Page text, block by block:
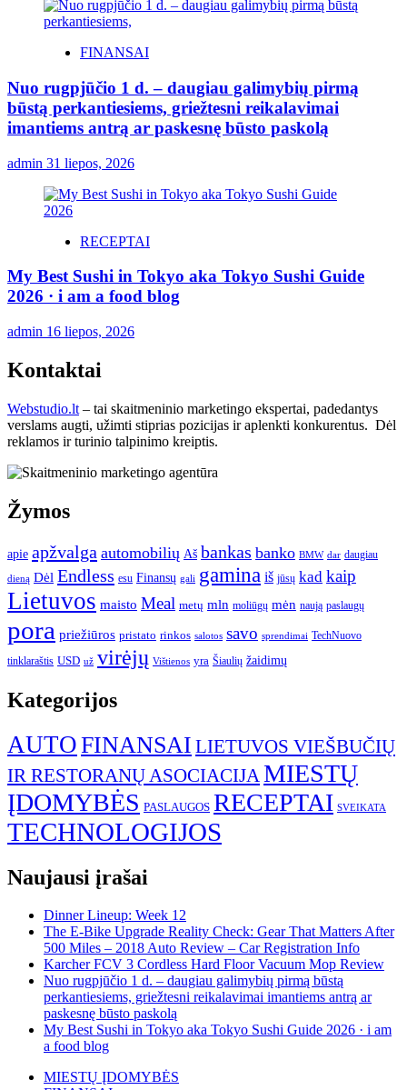
FINANSAI
Nuo rugpjūčio 1 d. – daugiau galimybių pirmą
būstą perkantiesiems, griežtesni reikalavimai
imantiems antrą ar paskesnę būsto paskolą
admin 31 liepos, 2026
RECEPTAI
My Best Sushi in Tokyo aka Tokyo Sushi Guide
2026 · i am a food blog
admin 16 liepos, 2026
Kontaktai
Webstudio.lt – tai skaitmeninio marketingo ekspertai, padedantys
verslams augti, užimti stiprias pozicijas ir aplenkti konkurentus. Dėl
reklamos ir turinio talpinimo kreiptis.
Žymos
apie apžvalga automobilių Aš bankas banko BMW dar daugiau
dieną Dėl Endless esu Finansų gali gamina iš jūsų kad kaip
Lietuvos maisto Meal metų mln moliūgų mėn naują paslaugų
pora priežiūros pristato rinkos salotos savo sprendimai TechNuovo
tinklaraštis USD už virėjų Vištienos yra Šiaulių žaidimų
Kategorijos
AUTOFINANSAI LIETUVOS VIEŠBUČIŲ
IR RESTORANŲ ASOCIACIJA MIESTŲ
ĮDOMYBĖS PASLAUGOS RECEPTAI SVEIKATA
TECHNOLOGIJOS
Naujausi įrašai
Dinner Lineup: Week 12
The E-Bike Upgrade Reality Check: Gear That Matters After
500 Miles – 2018 Auto Review – Car Registration Info
Karcher FCV 3 Cordless Hard Floor Vacuum Mop Review
Nuo rugpjūčio 1 d. – daugiau galimybių pirmą būstą
perkantiesiems, griežtesni reikalavimai imantiems antrą ar
paskesnę būsto paskolą
My Best Sushi in Tokyo aka Tokyo Sushi Guide 2026 · i am
a food blog
MIESTŲ ĮDOMYBĖS